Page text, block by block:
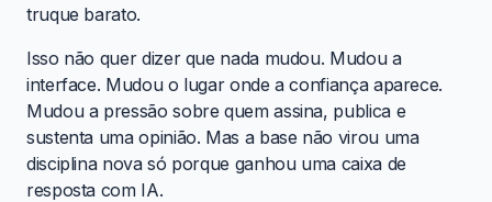
truque barato.
Isso não quer dizer que nada mudou. Mudou a
interface. Mudou o lugar onde a confiança aparece.
Mudou a pressão sobre quem assina, publica e
sustenta uma opinião. Mas a base não virou uma
disciplina nova só porque ganhou uma caixa de
resposta com IA.